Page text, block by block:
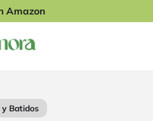
Amazon
Batidos